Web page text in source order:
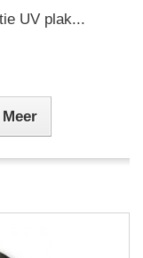
UV plak...
Meer